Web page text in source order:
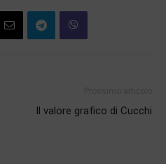
Il valore grafico di Cucchi